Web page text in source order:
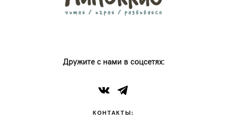
Дружите с нами в соцсетях:
КОНТАКТЫ: